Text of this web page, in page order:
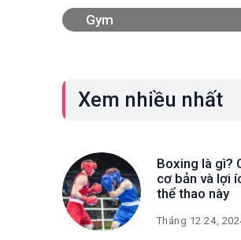
Gym
Xem nhiều nhất
Boxing là gì?
cơ bản và lợi
thể thao này
Tháng 12 24,